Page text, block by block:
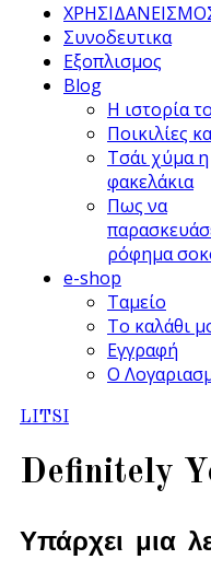
Συνοδευτικα
Εξοπλισμος
Blog
Η ιστορία
Ποικιλίες
Τσάι χύμα η
φακελάκια
Πως να
ρόφημα
e-shop
Ταμείο
Το καλάθι
Εγγραφή
Ο
LITSI
Definitely
Υπάρχει μια